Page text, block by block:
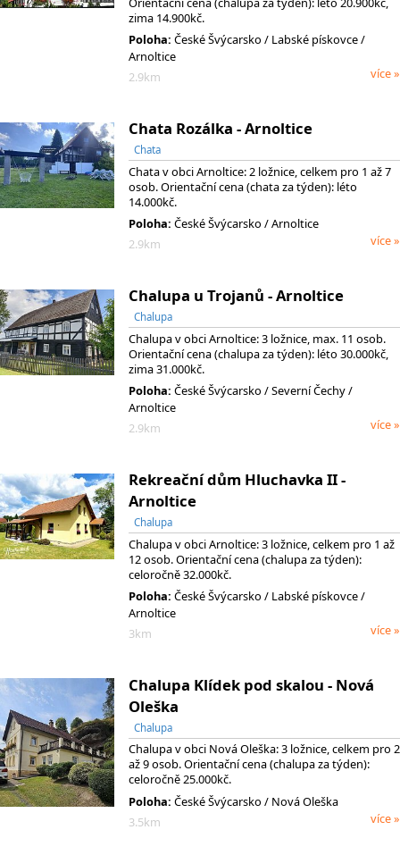
zima 14.900kč.
Poloha: České Švýcarsko / Labské pískovce/
Arnoltice
2.9km
více »
Chata Rozálka - Arnoltice
Chata
Chata v obci Arnoltice: 2 ložnice, celkem pro 1 až 7
osob. Orientační cena (chata za týden): léto
14.000kč.
Poloha: České Švýcarsko / Arnoltice
2.9km
více »
Chalupa u Trojanů - Arnoltice
Chalupa
Chalupa v obci Arnoltice: 3 ložnice, max. 11 osob.
Orientační cena (chalupa za týden): léto 30.000kč,
zima 31.000kč.
Poloha: České Švýcarsko / Severní Čechy/
Arnoltice
2.9km
více »
Rekreační dům Hluchavka II -
Arnoltice
Chalupa
Chalupa v obci Arnoltice: 3 ložnice, celkem pro 1 až
12 osob. Orientační cena (chalupa za týden):
celoročně 32.000kč.
Poloha: České Švýcarsko / Labské pískovce/
Arnoltice
3km
více »
Chalupa Klídek pod skalou - Nová
Oleška
Chalupa
Chalupa v obci Nová Oleška: 3 ložnice, celkem pro 2
až 9 osob. Orientační cena (chalupa za týden):
celoročně 25.000kč.
Poloha: České Švýcarsko / Nová Oleška
3.5km
více »